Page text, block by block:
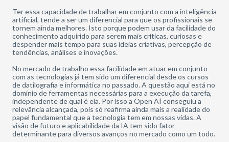
Ter essa capacidade de trabalhar em conjunto com a inteligência
artificial, tende a ser um diferencial para que os profissionais se
tornem ainda melhores. Isto porquepodem usar da facilidade do
conhecimento adquirido para serem mais críticas, curiosas e
despender mais tempo para suas ideias criativas, percepção de
tendências, análises e inovações.
No mercado detrabalho essa facilidade em atuar em conjunto
com as tecnologias já tem sido um diferencial desde os cursos
de datilografia e informática no passado. A questão aqui está no
domínio de ferramentas necessárias para a execução da tarefa,
independente de qual é ela. Por isso a Open AÍ conseguiu a
relevância alcançada, pois só reafirma ainda mais a realidade do
papel fundamental que a tecnologia tem em nossas vidas. A
visão de futuro e aplicabilidade da IA tem sido fator
determinante para diversos avanços no mercado como um todo.